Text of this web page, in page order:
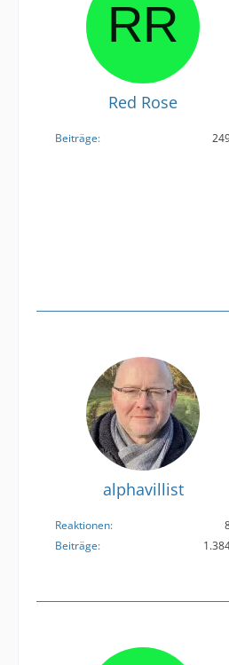
Red Rose
Beiträge
alphavillist
Reaktionen
Beiträge